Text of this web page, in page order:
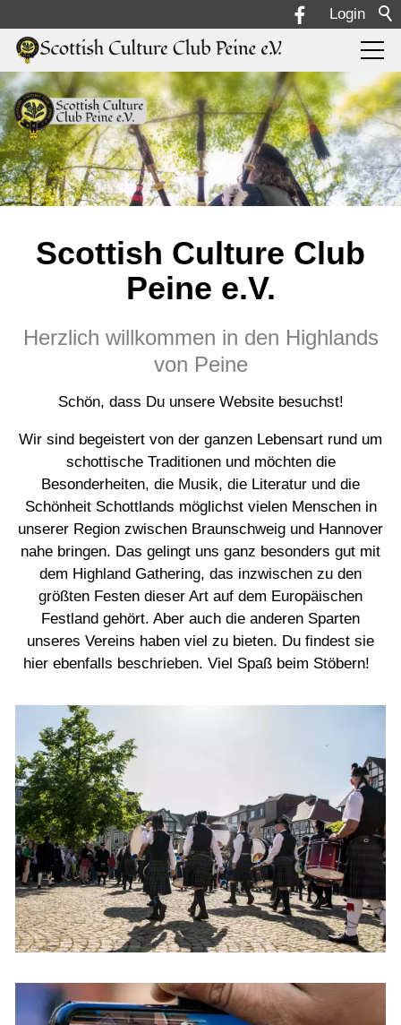
Login
Vereinsleben
Über uns
HighlandGathering
Scottish Culture Club
Peine e.V.
Herzlich willkommen in den Highlands
von Peine
Schön, dass Du unsere Website besuchst!
Wir sind begeistert von der ganzen Lebensart rund um
schottische Traditionen und möchten die
Besonderheiten, die Musik, die Literatur und die
Schönheit Schottlands möglichst vielen Menschen in
unserer Region zwischen Braunschweig und Hannover
nahe bringen. Das gelingt uns ganz besonders gut mit
dem Highland Gathering, das inzwischen zu den
größten Festen dieser Art auf dem Europäischen
Festland gehört. Aber auch die anderen Sparten
unseres Vereins haben viel zu bieten. Du findest sie
hier ebenfalls beschrieben. Viel Spaß beim Stöbern!